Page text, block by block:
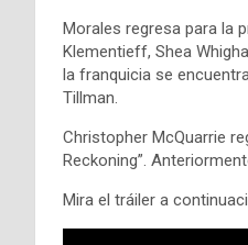
Morales regresa para la
Klementieff, Shea
la franquicia se
Tillman.
Christopher McQuarrie
Reckoning”.
Mira el tráiler a